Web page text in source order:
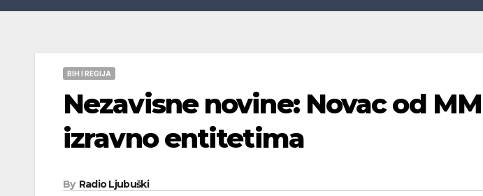
BIH I REGIJA
Nezavisne novine: Novac od
izravno entitetima
By Radio Ljubuški